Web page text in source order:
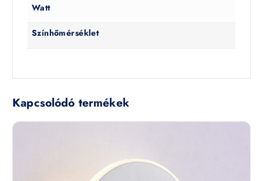
Watt
Színhőmérséklet
Kapcsolódó termékek